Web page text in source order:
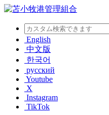
English
中文版
한국어
русский
Youtube
X
Instagram
TikTok